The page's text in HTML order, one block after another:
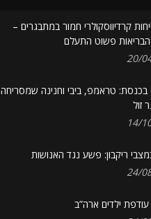
קרדיווסקולרי חמור במתבגרים –
פשוט התעלם
20/
טראמפ, ביבי וחנינה שמסריחה
זול
14/
ריקבון: פשע נגד האנושות
24/
ילדים ארה”ב